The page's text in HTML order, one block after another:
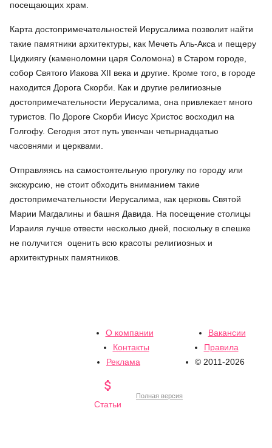
посещающих храм.
Карта достопримечательностей Иерусалима позволит найти
такие памятники архитектуры, как Мечеть Аль-Акса и пещеру
Цидкиягу (каменоломни царя Соломона) в Старом городе,
собор Святого Иакова XII века и другие. Кроме того, в городе
находится Дорога Скорби. Как и другие религиозные
достопримечательности Иерусалима, она привлекает много
туристов. По Дороге Скорби Иисус Христос восходил на
Голгофу. Сегодня этот путь увенчан четырнадцатью
часовнями и церквами.
Отправляясь на самостоятельную прогулку по городу или
экскурсию, не стоит обходить вниманием такие
достопримечательности Иерусалима, как церковь Святой
Марии Магдалины и башня Давида. На посещение столицы
Израиля лучше отвести несколько дней, поскольку в спешке
не получится оценить всю красоты религиозных и
архитектурных памятников.
О компании
Вакансии
Контакты
Правила
Реклама
© 2011-2026

Статьи
Полная версия